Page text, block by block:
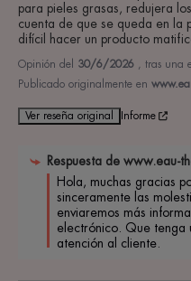
para pieles grasas, redujera
cuenta de que se queda en la
difícil hacer un producto
Opinión del 30/6/2026 , tras una
Publicado originalmente en
Ver reseña original Informe
Respuesta de www.eau-
Hola, muchas gracias
sinceramente las
enviaremos más
electrónico. Que tenga
atención al cliente.